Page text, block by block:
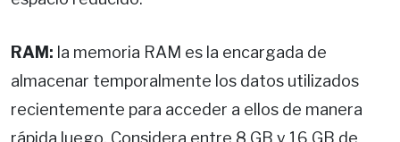
RAM: la memoria RAM es la encargada de
almacenar temporalmente los datos utilizados
recientemente para acceder a ellos de manera
rápida luego. Considera entre 8 GB y 16 GB de